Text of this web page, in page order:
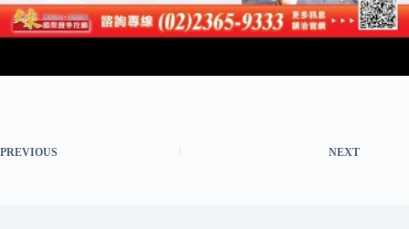
PREVIOUS NEXT